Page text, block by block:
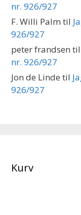
nr. 926/927
F. Willi Palm til
926/927
peter frandsen til
nr. 926/927
Jon de Linde til
926/927
Kurv